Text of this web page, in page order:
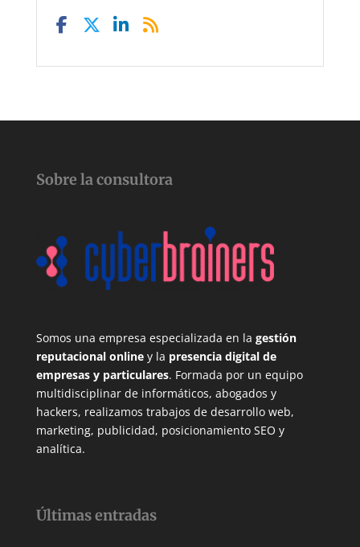
Sobre la consultora
Somos una empresa especializada en la gestión
reputacional onliney la presencia digital de
empresas y particulares. Formada por un equipo
multidisciplinar de informáticos, abogados y
hackers, realizamos trabajos de desarrollo web,
marketing, publicidad, posicionamiento SEO y
analítica.
Últimas entradas